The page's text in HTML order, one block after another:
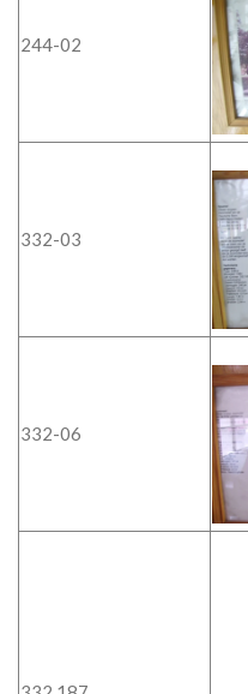
244-02
332-03
332-06